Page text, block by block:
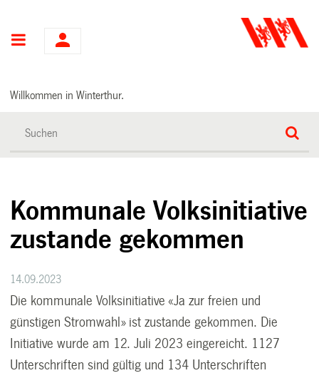
Hauptnavigation
Willkommen in Winterthur.
Kommunale Volksinitiative
zustande gekommen
14.09.2023
Die kommunale Volksinitiative «Ja zur freien und
günstigen Stromwahl» ist zustande gekommen. Die
Initiative wurde am 12. Juli 2023 eingereicht. 1127
Unterschriften sind gültig und 134 Unterschriften